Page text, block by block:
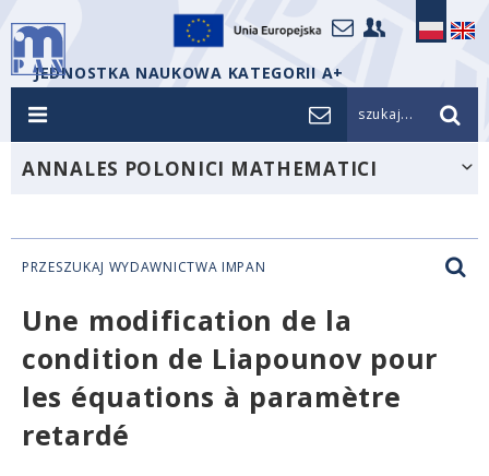
JEDNOSTKA NAUKOWA KATEGORII A+
szukaj...
ANNALES POLONICI MATHEMATICI
PRZESZUKAJ WYDAWNICTWA IMPAN
Une modification de la
condition de Liapounov pour
les équations à paramètre
retardé